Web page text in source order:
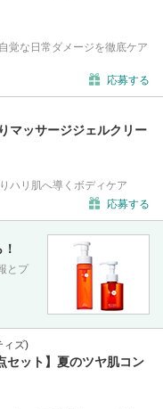
覚な日常ダメージを徹底ケア
応募する
マッサージジェルクリー
ハリ肌へ導くボディケア
応募する
とプ
ィズ)
セット】夏のツヤ肌コン